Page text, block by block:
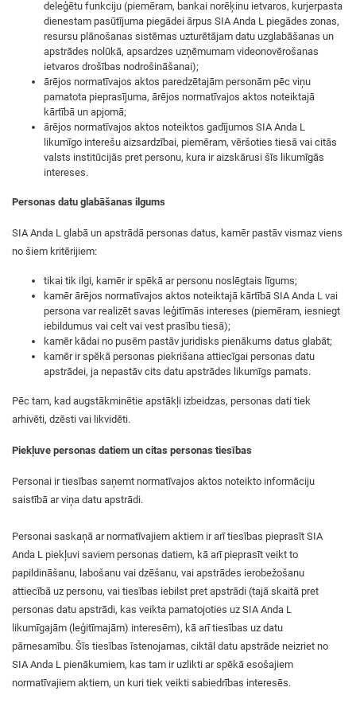
deleģētu funkciju (piemēram, bankai norēķinu ietvaros, kurjerpasta
dienestam pasūtījuma piegādei ārpus SIA Anda L piegādes zonas,
resursu plānošanas sistēmas uzturētājam datu uzglabāšanas un
apstrādes nolūkā, apsardzes uzņēmumam videonovērošanas
ietvaros drošības nodrošināšanai);
ārējos normatīvajos aktos paredzētajām personām pēc viņu
pamatota pieprasījuma, ārējos normatīvajos aktos noteiktajā
kārtībā un apjomā;
ārējos normatīvajos aktos noteiktos gadījumos SIA Anda L
likumīgo interešu aizsardzībai, piemēram, vēršoties tiesā vai citās
valsts institūcijās pret personu, kura ir aizskārusi šīs likumīgās
intereses.
Personas datu glabāšanas ilgums
SIA Anda L glabā un apstrādā personas datus, kamēr pastāv vismaz viens
no šiem kritērijiem:
tikai tik ilgi, kamēr ir spēkā ar personu noslēgtais līgums;
kamēr ārējos normatīvajos aktos noteiktajā kārtībā SIA Anda L vai
persona var realizēt savas leģitīmās intereses (piemēram, iesniegt
iebildumus vai celt vai vest prasību tiesā);
kamēr kādai no pusēm pastāv juridisks pienākums datus glabāt;
kamēr ir spēkā personas piekrišana attiecīgai personas datu
apstrādei, ja nepastāv cits datu apstrādes likumīgs pamats.
Pēc tam, kad augstākminētie apstākļi izbeidzas, personas dati tiek
arhivēti, dzēsti vai likvidēti.
Piekļuve personas datiem un citas personas tiesības
Personai ir tiesības saņemt normatīvajos aktos noteikto informāciju
saistībā ar viņa datu apstrādi.
Personai saskaņā ar normatīvajiem aktiem ir arī tiesības pieprasīt SIA
Anda L piekļuvi saviem personas datiem, kā arī pieprasīt veikt to
papildināšanu, labošanu vai dzēšanu, vai apstrādes ierobežošanu
attiecībā uz personu, vai tiesības iebilst pret apstrādi (tajā skaitā pret
personas datu apstrādi, kas veikta pamatojoties uz SIA Anda L
likumīgajām (leģitīmajām) interesēm), kā arī tiesības uz datu
pārnesamību. Šīs tiesības īstenojamas, ciktāl datu apstrāde neizriet no
SIA Anda L pienākumiem, kas tam ir uzlikti ar spēkā esošajiem
normatīvajiem aktiem, un kuri tiek veikti sabiedrības interesēs.